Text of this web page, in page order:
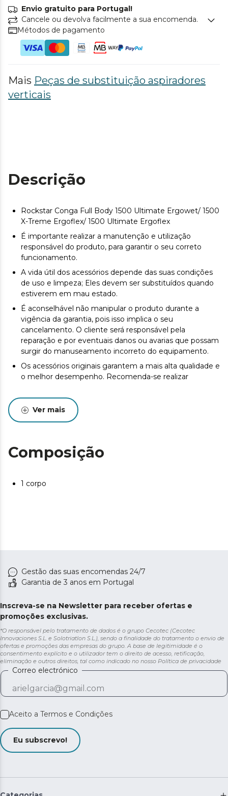
Envio gratuito para Portugal!
Cancele ou devolva facilmente a sua encomenda.
Métodos de pagamento
Mais Peças de substituição aspiradores
verticais
Descrição
Rockstar Conga Full Body 1500 Ultimate Ergowet/ 1500
X-Treme Ergoflex/ 1500 Ultimate Ergoflex
É importante realizar a manutenção e utilização
responsável do produto, para garantir o seu correto
funcionamento.
A vida útil dos acessórios depende das suas condições
de uso e limpeza; Eles devem ser substituídos quando
estiverem em mau estado.
É aconselhável não manipular o produto durante a
vigência da garantia, pois isso implica o seu
cancelamento. O cliente será responsável pela
reparação e por eventuais danos ou avarias que possam
surgir do manuseamento incorreto do equipamento.
Os acessórios originais garantem a mais alta qualidade e
o melhor desempenho. Recomenda-se realizar
Ver mais
Composição
1 corpo
Gestão das suas encomendas 24/7
Garantia de 3 anos em Portugal
Inscreva-se na Newsletter para receber ofertas e
promoções exclusivas.
*O responsável pelo tratamento de dados é o grupo Cecotec (Cecotec
Innovaciones S.L. e Solotriatlon S.L.), sendo a finalidade do tratamento o envio de
ofertas e promoções das empresas do grupo. A base de legitimidade é o
consentimento explícito e o utilizador tem o direito de acesso, retificação,
eliminação e outros direitos, tal como indicado no nosso Política de privacidade
Correo electrónico
Aceito a Termos e Condições
Eu subscrevo!